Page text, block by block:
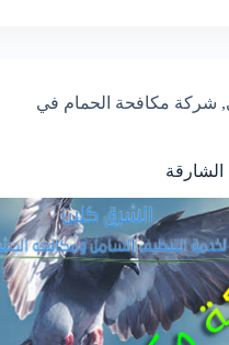
, شركة مكافحة الحمام في